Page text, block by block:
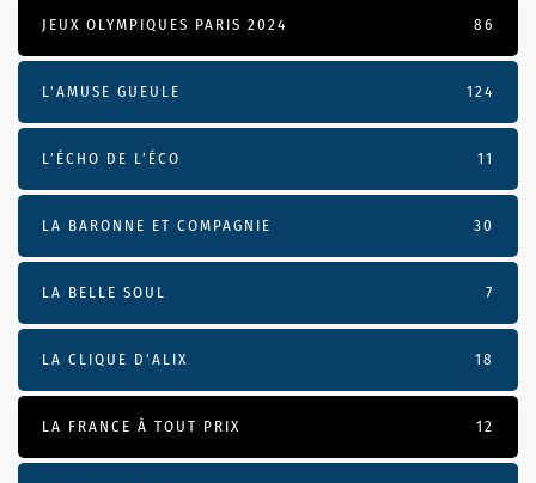
JEUX OLYMPIQUES PARIS 2024 86
L'AMUSE GUEULE 124
L’ÉCHO DE L’ÉCO 11
LA BARONNE ET COMPAGNIE 30
LA BELLE SOUL 7
LA CLIQUE D'ALIX 18
LA FRANCE À TOUT PRIX 12